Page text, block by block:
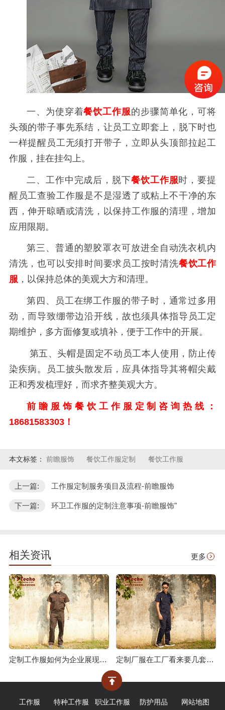
一、为使穿着餐饮工作服的步骤简单化，可将
头颈的带子事先系结，让员工立即套上，脱下时也
一样提醒员工无须打开带子，立即从头顶部拉起工
作服，挂在挂勾上。
二、工作中完成后，脱下餐饮工作服时，要提
醒员工查验工作服是不是湿透了或粘上不干净的东
西，伸开晾晒或清洗，以保持工作服的清理，增加
应用限期。
第三、普通的塑胶罩衣可放进全自动洗衣机内
清洗，也可以安排时间要求员工按时清洗餐饮工作
服，以保持总体的美观大方和清理。
第四、员工在绑工作服的带子时，通常过多用
劲，而导致绷带边沿开线，故也须具体指导员工定
期维护，多方面修复或填补，便于工作中的开展。
第五、头帽是固定不动员工本人使用，防止传
染疾病。员工披头散发后，应具体指导其将帽尖戴
正和秀发梳理好，而求齐整美观大方。
前瞻服饰 餐饮工作服 定制咨询热线：
18681583303！
本文标签： 前瞻服饰 餐饮工作服定制 餐饮工作服
上一篇: 工作服定制服务项目及流程-前瞻服饰
下一篇: 环卫工作服的定制注意事项-前瞻服饰"
相关资讯 更多
定制工作服如何为企业展现价值? 定制厂服在工厂看来要几套合适?
工作服 特种工作服 职业工作服 防护用品 网站地图